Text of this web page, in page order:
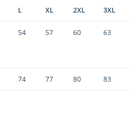
L XL 2XL 3XL
54 57 60 63
74 77 80 83